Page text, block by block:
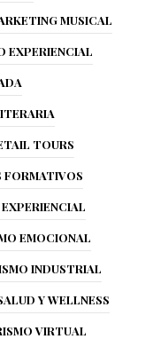
MUSICAL
EXPERIENCIAL
TOURS
FORMATIVOS
EMOCIONAL
INDUSTRIAL
Y WELLNESS
VIRTUAL